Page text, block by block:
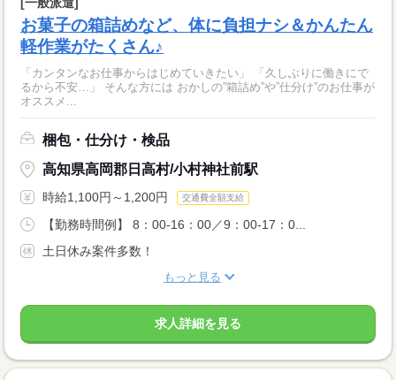
お菓子の箱詰めなど、体に負担ナシ＆かんたん
軽作業がたくさん♪
「カンタンなお仕事からはじめていきたい」 「久しぶりに働きにで
るから不安…」 そんな方には おかしの”箱詰め”や”仕分け”のお仕事が
オススメ...
梱包・仕分け・検品
高知県高岡郡日高村/小村神社前駅
時給1,100円～1,200円 交通費全額支給
【勤務時間例】 8：00-16：00／9：00-17：0...
土日休み案件多数！
もっと見る
求人詳細を見る